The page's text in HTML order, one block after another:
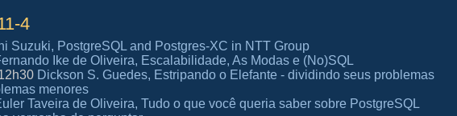
4
Suzuki, PostgreSQL and Postgres-XC in NTT Group
Ike de Oliveira, Escalabilidade, As Modas e (No)SQL
Dickson S. Guedes, Estripando o Elefante - dividindo seus problemas
menores
Taveira de Oliveira, Tudo o que você queria saber sobre PostgreSQL